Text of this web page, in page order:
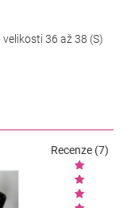
36 až 38 (S)
Recenze (7)